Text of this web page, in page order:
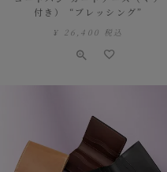
付き） “ブレッシング”
¥ 26,400 税込